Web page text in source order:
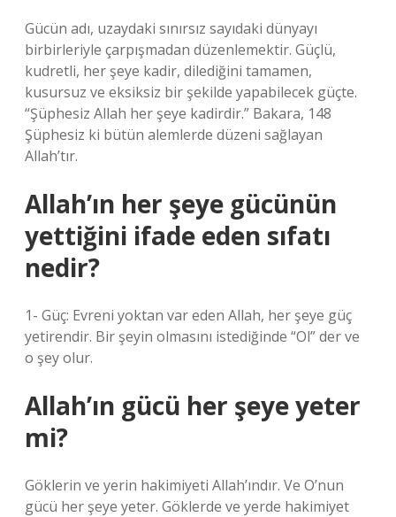
Gücün adı, uzaydaki sınırsız sayıdaki dünyayı
birbirleriyle çarpışmadan düzenlemektir. Güçlü,
kudretli, her şeye kadir, dilediğini tamamen,
kusursuz ve eksiksiz bir şekilde yapabilecek güçte.
“Şüphesiz Allah her şeye kadirdir.” Bakara, 148
Şüphesiz ki bütün alemlerde düzeni sağlayan
Allah’tır.
Allah’ın her şeye gücünün
yettiğini ifade eden sıfatı
nedir?
1- Güç: Evreni yoktan var eden Allah, her şeye güç
yetirendir. Bir şeyin olmasını istediğinde “Ol” der ve
o şey olur.
Allah’ın gücü her şeye yeter
mi?
Göklerin ve yerin hakimiyeti Allah’ındır. Ve O’nun
gücü her şeye yeter. Göklerde ve yerde hakimiyet